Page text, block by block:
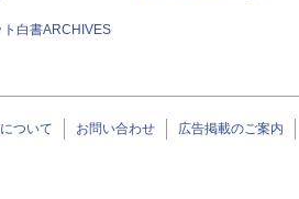
ト白書ARCHIVES
ついて お問い合わせ 広告掲載のご案内